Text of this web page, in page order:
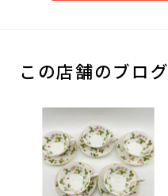
この店舗のブログ